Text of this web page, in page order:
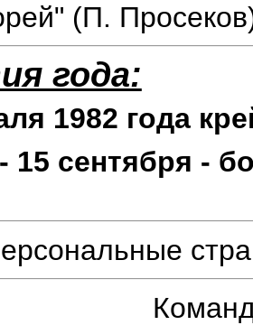
(П.
года:
1982 года
15 сентября -